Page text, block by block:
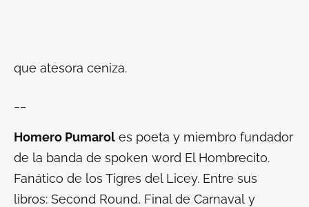
que atesora ceniza.
Homero Pumarol es poeta y miembro fundador
de la banda de spoken word El Hombrecito.
Fanático de los Tigres del Licey. Entre sus
libros: Second Round, Final de Carnaval y